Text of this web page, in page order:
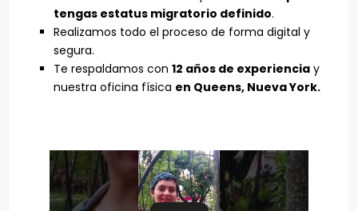
tengas estatus migratorio definido.
Realizamos todo el proceso de forma digital y
segura.
Te respaldamos con 12 años de experiencia y
nuestra oficina física en Queens, Nueva York.